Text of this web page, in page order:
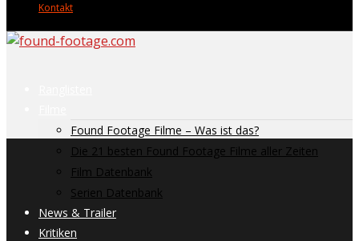
Kontakt
Found Footage Filme – Was ist das?
Die 21 besten Found Footage Filme aller Zeiten
Film Datenbank
Serien Datenbank
News & Trailer
Kritiken